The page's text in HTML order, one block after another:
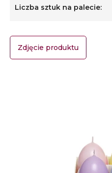
Liczba sztuk na palecie:
Zdjęcie produktu